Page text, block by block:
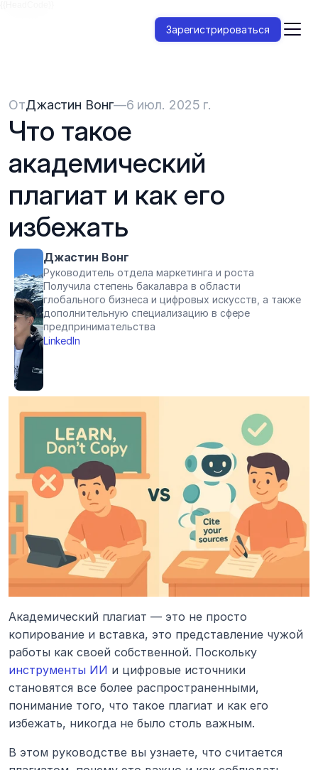
Зарегистрироваться
ОтДжастин Вонг—6 июл. 2025 г.
Что такое
академический
плагиат и как его
избежать
Джастин Вонг
Руководитель отдела маркетинга и роста
Получила степень бакалавра в области
глобального бизнеса и цифровых искусств, а также
дополнительную специализацию в сфере
предпринимательства
LinkedIn
Академический плагиат — это не просто
копирование и вставка, это представление чужой
инструменты ИИ и цифровые источники
становятся все более распространенными,
понимание того, что такое плагиат и как его
избежать, никогда не было столь важным.
В этом руководстве вы узнаете, что считается